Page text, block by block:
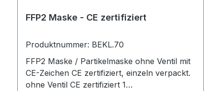
FFP2 Maske - CE zertifiziert
Produktnummer: BEKL.70
FFP2 Maske / Partikelmaske ohne Ventil mit
CE-Zeichen CE zertifiziert, einzeln verpackt.
ohne Ventil CE zertifiziert 1